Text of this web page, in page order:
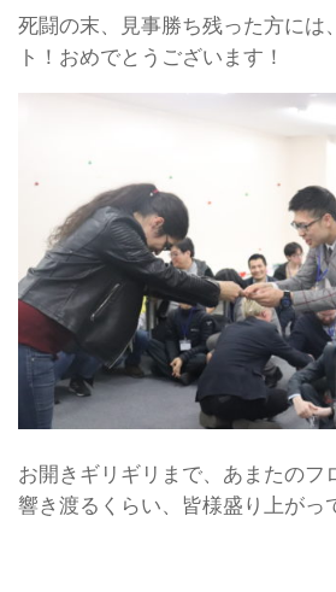
死闘の末、見事勝ち残った方には
ト！おめでとうございます！
お開きギリギリまで、あまたのフ
響き渡るくらい、皆様盛り上がっ